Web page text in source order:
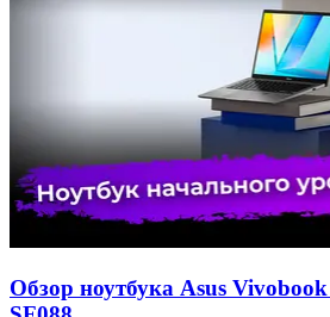
Обзор ноутбука Asus